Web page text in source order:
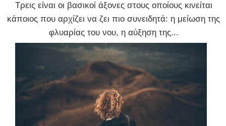
Τρεις είναι οι βασικοί άξονες στους οποίους κινείται
κάποιος που αρχίζει να ζει πιο συνειδητά: η μείωση της
φλυαρίας του νου, η αύξηση της...